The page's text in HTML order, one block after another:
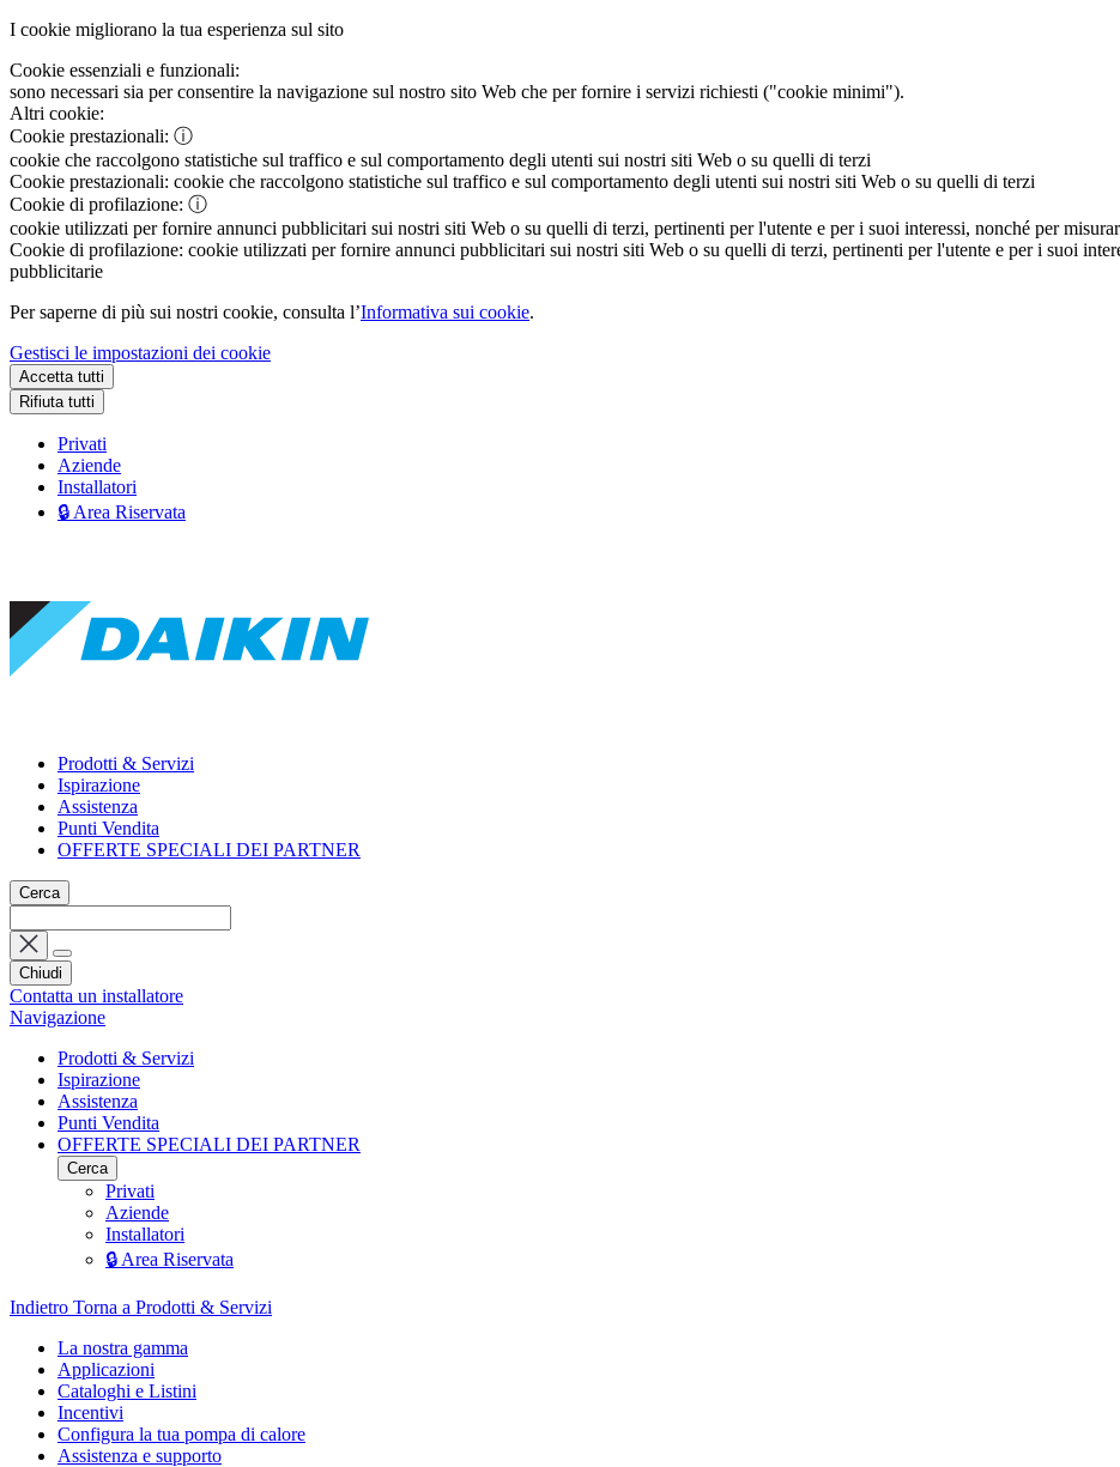
I cookie migliorano la tua esperienza sul sito
Cookie essenziali e funzionali:
sono necessari sia per consentire la navigazione sul nostro sito Web che per fornire i servizi richiesti ("cookie minimi").
Altri cookie:
Cookie prestazionali: ⓘ
cookie che raccolgono statistiche sul traffico e sul comportamento degli utenti sui nostri siti Web o su quelli di terzi
Cookie prestazionali: cookie che raccolgono statistiche sul traffico e sul comportamento degli utenti sui nostri siti Web o su quelli di terzi
Cookie di profilazione: ⓘ
cookie utilizzati per fornire annunci pubblicitari sui nostri siti Web o su quelli di terzi, pertinenti per l'utente e per i suoi interessi, nonché per
Cookie di profilazione: cookie utilizzati per fornire annunci pubblicitari sui nostri siti Web o su quelli di terzi, pertinenti per l'utente e per i suoi
pubblicitarie
Per saperne di più sui nostri cookie, consulta l’Informativa sui cookie.
Gestisci le impostazioni dei cookie
Accetta tutti
Rifiuta tutti
Privati
Aziende
Installatori
🔒 Area Riservata
Prodotti & Servizi
Ispirazione
Assistenza
Punti Vendita
OFFERTE SPECIALI DEI PARTNER
Cerca
Chiudi
Contatta un installatore
Navigazione
Prodotti & Servizi
Ispirazione
Assistenza
Punti Vendita
OFFERTE SPECIALI DEI PARTNER
Cerca
Privati
Aziende
Installatori
🔒 Area Riservata
Indietro Torna a Prodotti & Servizi
La nostra gamma
Applicazioni
Cataloghi e Listini
Incentivi
Configura la tua pompa di calore
Assistenza e supporto